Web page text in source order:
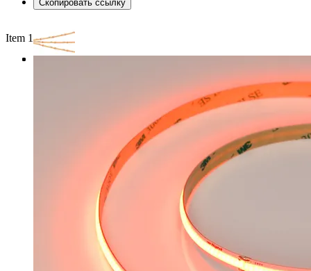
Скопировать ссылку
Item 1 of 3